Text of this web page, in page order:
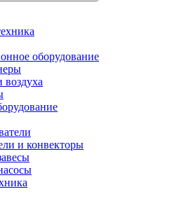
оборудование
и конвекторы